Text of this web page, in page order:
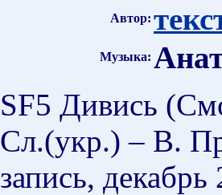
Автор:
Музыка:
SF5 Дивись
Сл.(укр.) – В.
запись, декабрь